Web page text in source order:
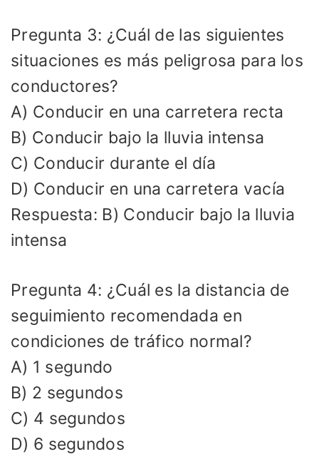
Pregunta 3: ¿Cuál de las siguientes
situaciones es más peligrosa para los
conductores?
A) Conducir en una carretera recta
B) Conducir bajo la lluvia intensa
C) Conducir durante el día
D) Conducir en una carretera vacía
Respuesta: B) Conducir bajo la lluvia
intensa
Pregunta 4: ¿Cuál es la distancia de
seguimiento recomendada en
condiciones de tráfico normal?
A) 1 segundo
B) 2 segundos
C) 4 segundos
D) 6 segundos